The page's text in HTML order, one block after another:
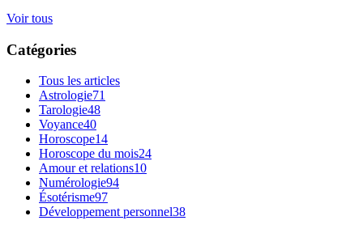
Voir tous
Catégories
Tous les articles
Astrologie71
Tarologie48
Voyance40
Horoscope14
Horoscope du mois24
Amour et relations10
Numérologie94
Ésotérisme97
Développement personnel38